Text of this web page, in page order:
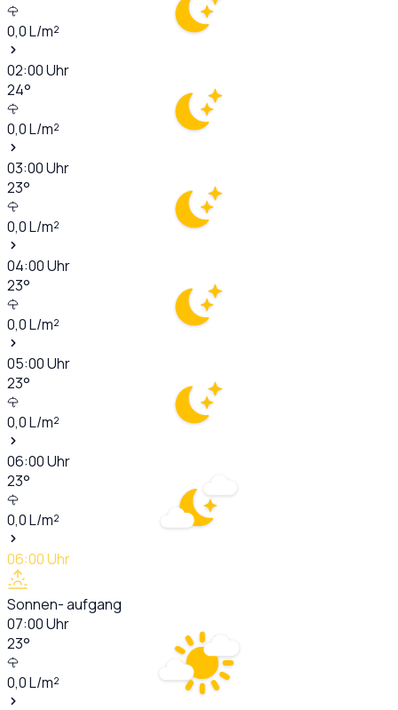
0,0L/m²
02:00Uhr
24°
0,0L/m²
03:00Uhr
23°
0,0L/m²
04:00Uhr
23°
0,0L/m²
05:00Uhr
23°
0,0L/m²
06:00Uhr
23°
0,0L/m²
06:00Uhr
Sonnen- aufgang
07:00Uhr
23°
0,0L/m²